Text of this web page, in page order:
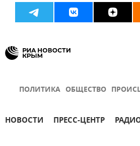
ПОЛИТИКА ОБЩЕСТВО
НОВОСТИ ПРЕСС-ЦЕНТР